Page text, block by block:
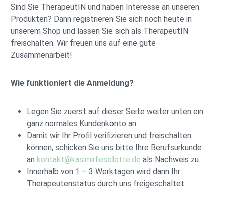
Sind Sie TherapeutIN und haben Interesse an unseren
Produkten? Dann registrieren Sie sich noch heute in
unserem Shop und lassen Sie sich als TherapeutIN
freischalten. Wir freuen uns auf eine gute
Zusammenarbeit!
Wie funktioniert die Anmeldung?
Legen Sie zuerst auf dieser Seite weiter unten ein
ganz normales Kundenkonto an.
Damit wir Ihr Profil verifizieren und freischalten
können, schicken Sie uns bitte Ihre Berufsurkunde
an kontakt@kasimirlieselotte.de als Nachweis zu.
Innerhalb von 1 – 3 Werktagen wird dann Ihr
Therapeutenstatus durch uns freigeschaltet.